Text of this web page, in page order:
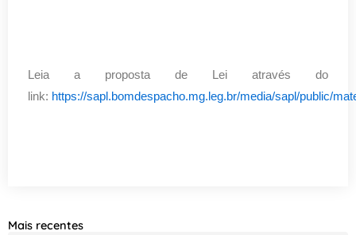
Leia a proposta de Lei através do
link: https://sapl.bomdespacho.mg.leg.br/media/sapl/public/
Mais recentes